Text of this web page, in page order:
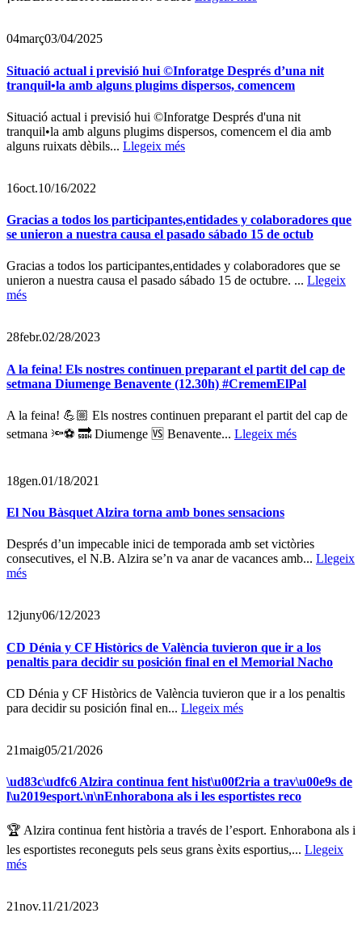
04març03/04/2025
Situació actual i previsió hui ©️Inforatge Després d’una nit
tranquil•la amb alguns plugims dispersos, comencem
Situació actual i previsió hui ©️Inforatge Després d'una nit
tranquil•la amb alguns plugims dispersos, comencem el dia amb
alguns ruixats dèbils... Llegeix més
16oct.10/16/2022
Gracias a todos los participantes,entidades y colaboradores que
se unieron a nuestra causa el pasado sábado 15 de octub
Gracias a todos los participantes,entidades y colaboradores que se
unieron a nuestra causa el pasado sábado 15 de octubre. ... Llegeix
més
28febr.02/28/2023
A la feina! Els nostres continuen preparant el partit del cap de
setmana Diumenge Benavente (12.30h) #CrememElPal
A la feina! 💪🏼 Els nostres continuen preparant el partit del cap de
setmana 🔦⚽️ 🔜 Diumenge 🆚 Benavente... Llegeix més
18gen.01/18/2021
El Nou Bàsquet Alzira torna amb bones sensacions
Després d’un impecable inici de temporada amb set victòries
consecutives, el N.B. Alzira se’n va anar de vacances amb... Llegeix
més
12juny06/12/2023
CD Dénia y CF Històrics de València tuvieron que ir a los
penaltis para decidir su posición final en el Memorial Nacho
CD Dénia y CF Històrics de València tuvieron que ir a los penaltis
para decidir su posición final en... Llegeix més
21maig05/21/2026
\ud83c\udfc6 Alzira continua fent hist\u00f2ria a trav\u00e9s de
l\u2019esport.\n\nEnhorabona als i les esportistes reco
🏆 Alzira continua fent història a través de l’esport. Enhorabona als i
les esportistes reconeguts pels seus grans èxits esportius,... Llegeix
més
21nov.11/21/2023